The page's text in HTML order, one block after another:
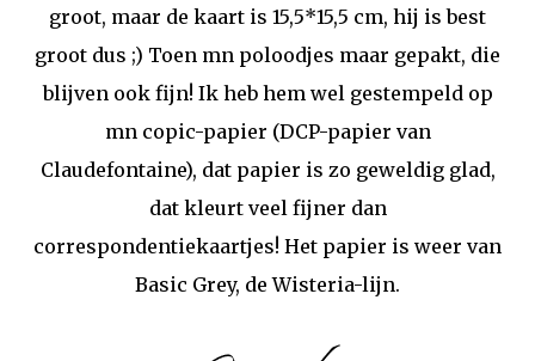
groot, maar de kaart is 15,5*15,5 cm, hij is best
groot dus ;) Toen mn poloodjes maar gepakt, die
blijven ook fijn! Ik heb hem wel gestempeld op
mn copic-papier (DCP-papier van
Claudefontaine), dat papier is zo geweldig glad,
dat kleurt veel fijner dan
correspondentiekaartjes! Het papier is weer van
Basic Grey, de Wisteria-lijn.